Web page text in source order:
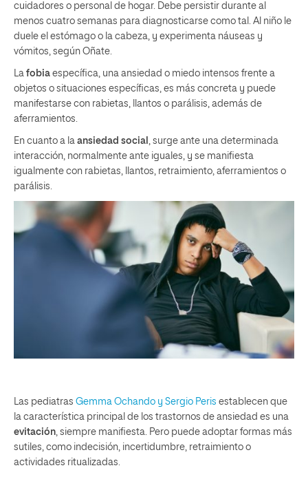
cuidadores o personal de hogar. Debe persistir durante al
menos cuatro semanas para diagnosticarse como tal. Al niño le
duele el estómago o la cabeza, y experimenta náuseas y
vómitos, según Oñate.
La fobia específica, una ansiedad o miedo intensos frente a
objetos o situaciones específicas, es más concreta y puede
manifestarse con rabietas, llantos o parálisis, además de
aferramientos.
En cuanto a la ansiedad social
, surge ante una determinada
interacción, normalmente ante iguales, y se manifiesta
igualmente con rabietas, llantos, retraimiento, aferramientos o
parálisis.
Las pediatras Gemma Ochando y Sergio Peris establecen que
la característica principal de los trastornos de ansiedad es una
evitación, siempre manifiesta. Pero puede adoptar formas más
sutiles, como indecisión, incertidumbre, retraimiento o
actividades ritualizadas.